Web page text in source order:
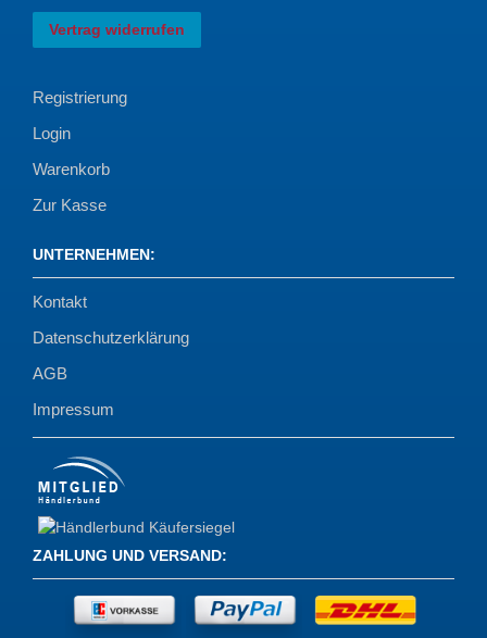
Vertrag widerrufen
Registrierung
Login
Warenkorb
Zur Kasse
UNTERNEHMEN:
Kontakt
Datenschutzerklärung
AGB
Impressum
ZAHLUNG UND VERSAND: